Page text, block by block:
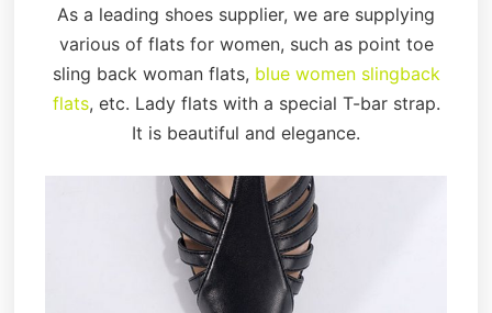
As a leading shoes supplier, we are supplying
various of flats for women, such as point toe
sling back woman flats, blue women slingback
flats, etc. Lady flats with a special T-bar strap.
It is beautiful and elegance.